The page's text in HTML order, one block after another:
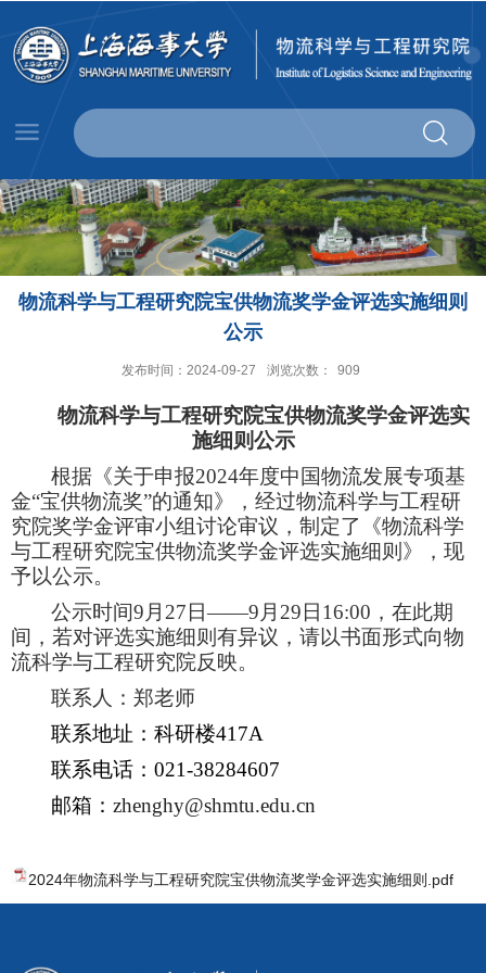
​物流科学与工程研究院宝供物流奖学金评选实施细则
公示
发布时间：2024-09-27 浏览次数： 909
物流科学与工程研究院宝供物流奖学金评选实
施细则公示
根据《关于申报2024年度中国物流发展专项基
金“宝供物流奖”的通知》，经过物流科学与工程研
究院奖学金评审小组讨论审议，制定了《物流科学
与工程研究院宝供物流奖学金评选实施细则》，现
予以公示。
公示时间9 月 27 日——9 月 29 日 16:00 ，在此期
间，若对评选实施细则有异议，请以书面形式向物
流科学与工程研究院反映。
联系人：郑老师
联系地址：科研楼417A
联系电话： 021-38284607
邮箱： zhenghy@shmtu.edu.cn
2024年物流科学与工程研究院宝供物流奖学金评选实施细则.pdf